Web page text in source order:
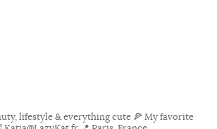
lifestyle & everything cute 🍕 My favorite